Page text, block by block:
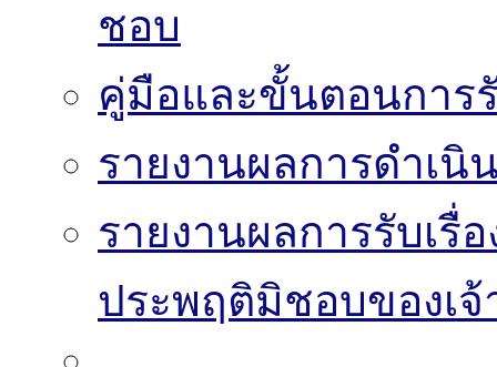
ชอบ
คู่มือและขั้นตอนการรั
รายงานผลการดำเนิ
รายงานผลการรับเรื่
ประพฤติมิชอบของเ